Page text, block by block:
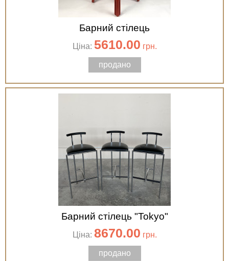
Барний стілець
Ціна: 5610.00 грн.
продано
Барний стілець "Tokyo"
Ціна: 8670.00 грн.
продано